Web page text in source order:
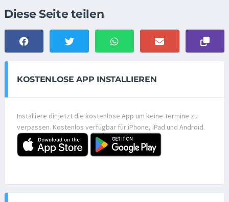
Diese Seite teilen
KOSTENLOSE APP INSTALLIEREN
Installiere dir jetzt die kostenlose App um keine Termine zu
verpassen. Kostenlos verfügbar für iPhone, iPad und Android.